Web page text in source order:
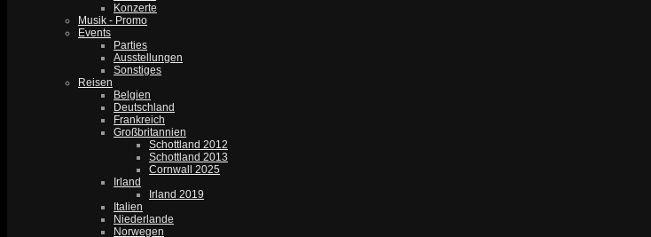
Konzerte
Musik - Promo
Events
Parties
Ausstellungen
Sonstiges
Reisen
Belgien
Deutschland
Frankreich
Großbritannien
Schottland 2012
Schottland 2013
Cornwall 2025
Irland
Irland 2019
Italien
Niederlande
Norwegen